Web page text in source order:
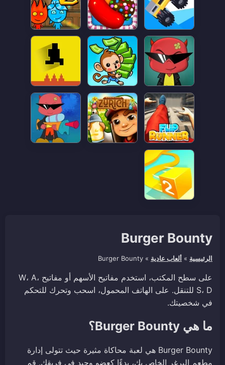
Burger Bounty
الرئيسية » ألعاب عادية »
Burger Bounty
على سطح المكتب، استخدم مفاتيح الأسهم أو مفاتيح W، A،
S، D للتنقل. على الهاتف المحمول، اسحب وتحرك للتحكم
في شخصيتك.
ما هي Burger Bounty؟
Burger Bounty هي لعبة محاكاة مثيرة حيث تتولى إدارة
مطعم البرغر الخاص بك، بدءًا كعضو وحيد في فريقك. قم